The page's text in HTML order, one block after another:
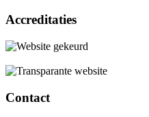
Accreditaties
Contact